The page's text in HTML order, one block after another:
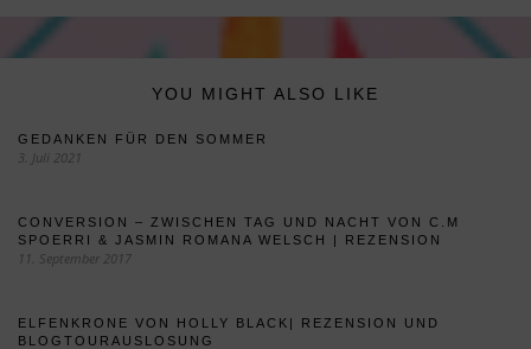
YOU MIGHT ALSO LIKE
GEDANKEN FÜR DEN SOMMER
3. Juli 2021
CONVERSION – ZWISCHEN TAG UND NACHT VON C.M
SPOERRI & JASMIN ROMANA WELSCH | REZENSION
11. September 2017
ELFENKRONE VON HOLLY BLACK| REZENSION UND
BLOGTOURAUSLOSUNG